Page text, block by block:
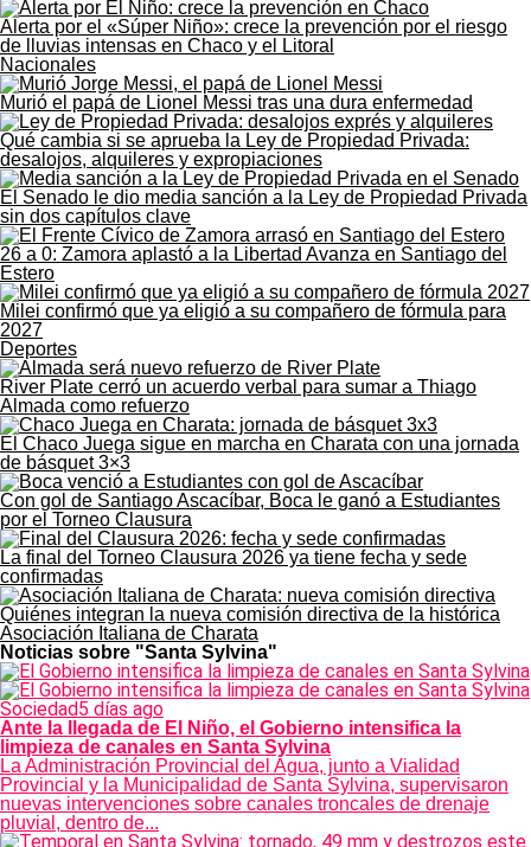
Alerta por el «Súper Niño»: crece la prevención por el riesgo
de lluvias intensas en Chaco y el Litoral
Nacionales
Murió el papá de Lionel Messi tras una dura enfermedad
Qué cambia si se aprueba la Ley de Propiedad Privada:
desalojos, alquileres y expropiaciones
El Senado le dio media sanción a la Ley de Propiedad Privada
sin dos capítulos clave
26 a 0: Zamora aplastó a la Libertad Avanza en Santiago del
Estero
Milei confirmó que ya eligió a su compañero de fórmula para
2027
Deportes
River Plate cerró un acuerdo verbal para sumar a Thiago
Almada como refuerzo
El Chaco Juega sigue en marcha en Charata con una jornada
de básquet 3×3
Con gol de Santiago Ascacíbar, Boca le ganó a Estudiantes
por el Torneo Clausura
La final del Torneo Clausura 2026 ya tiene fecha y sede
confirmadas
Quiénes integran la nueva comisión directiva de la histórica
Asociación Italiana de Charata
Noticias sobre "Santa Sylvina"
Sociedad5 días ago
Ante la llegada de El Niño, el Gobierno intensifica la
limpieza de canales en Santa Sylvina
La Administración Provincial del Agua, junto a Vialidad
Provincial y la Municipalidad de Santa Sylvina, supervisaron
nuevas intervenciones sobre canales troncales de drenaje
pluvial, dentro de...